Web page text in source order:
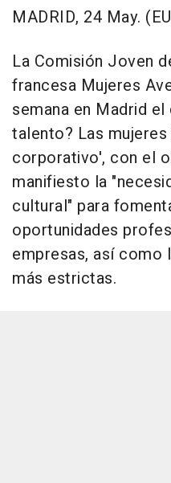
MADRID, 24 May.
La Comisión Joven
francesa Mujeres
semana en Madrid
talento? Las
corporativo', con el
manifiesto la
cultural" para
oportunidades
empresas, así como
más estrictas.